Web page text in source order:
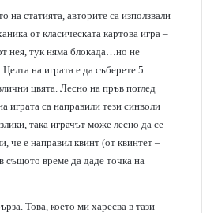
на статията, авторите са използвали
от класическата картова игра –
нея, тук няма блокада…но не
на играта е да съберете 5
цвята. Лесно на пръв поглед
играта са направили тези синволи
така играчът може лесно да се
че е направил квинт (от квинтет –
същото време да даде точка на
Това, което ми харесва в тази